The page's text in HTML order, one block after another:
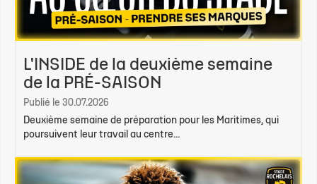
L'INSIDE de la deuxième semaine
de la PRÉ-SAISON
Publié le 30.07.2026
Deuxième semaine de préparation pour les Maritimes, qui
poursuivent leur travail au centre...